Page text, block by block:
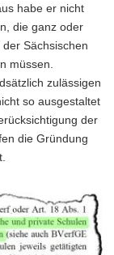
habe er nicht
die ganz oder
Sächsischen
müssen.
zulässigen
so ausgestaltet
der
die Gründung